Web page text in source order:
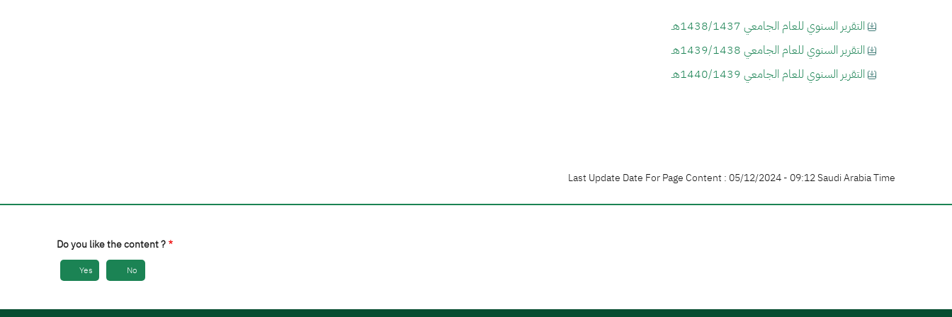
التقرير السنوي للعام الجامعي 1438/1437هـ
التقرير السنوي للعام الجامعي 1439/1438هـ
التقرير السنوي للعام الجامعي 1440/1439هـ
Last Update Date For Page Content : 05/12/2024 - 09:12 Saudi Arabia Time
Do you like the content ?
Yes No